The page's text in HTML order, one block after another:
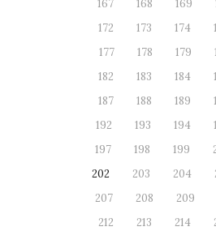
167
168 169
172
173 174
177
178 179
182
183 184
187
188 189
192
193 194
197
198 199
202
203 204
207
208 209
212
213 214